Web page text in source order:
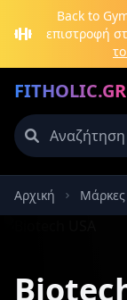
Μετάβαση στο
Back to
επιστροφή
FITHOLIC.GR
Πρωτεΐνες
Αρχική Μάρκες